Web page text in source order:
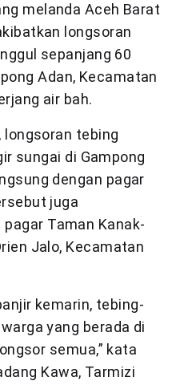
melanda Aceh Barat
longsoran
sepanjang 60
Adan, Kecamatan
air bah.
longsoran tebing
sungai di Gampong
dengan pagar
juga
Taman Kanak-
Jalo, Kecamatan
kemarin, tebing-
yang berada di
semua,” kata
Kawa, Tarmizi